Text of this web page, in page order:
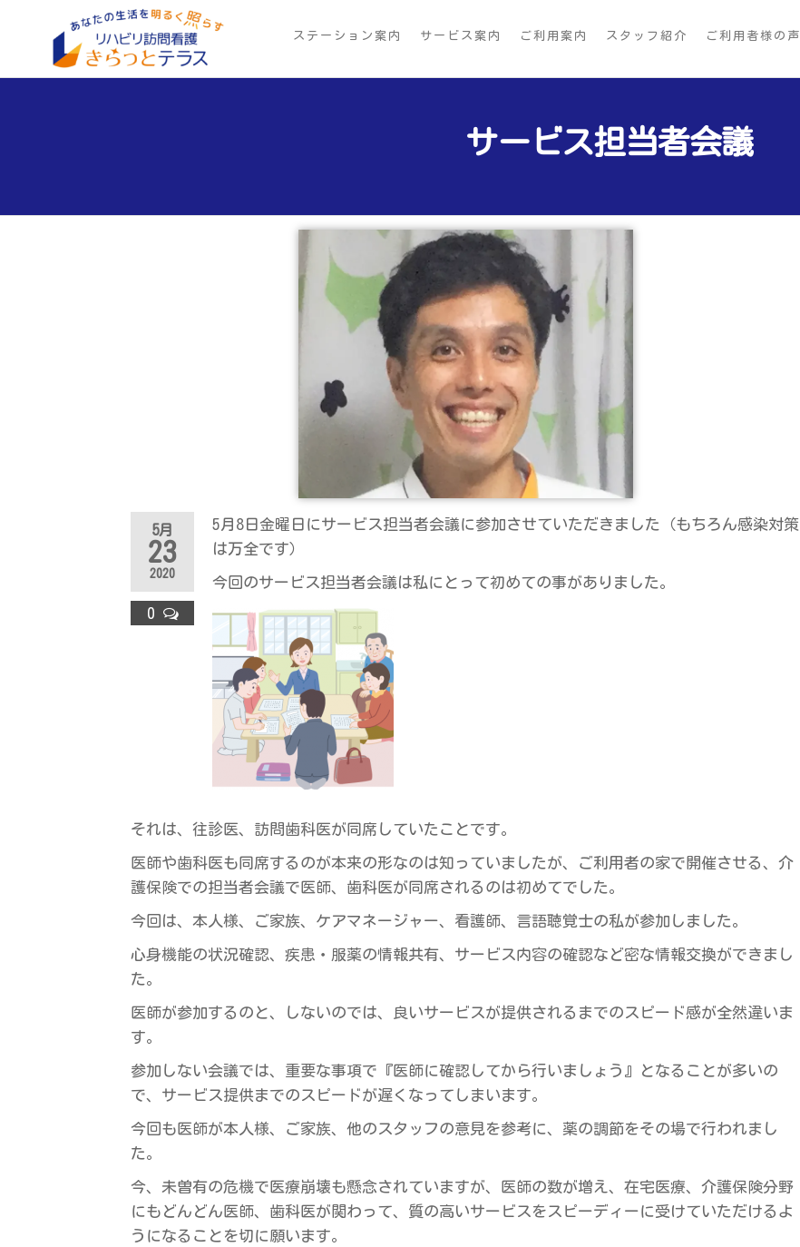
ハ
ステーション案内 サービス案内 ご利用案内 スタッフ紹介 ご利用者様の声
サービス担当者会議
5月
23
2020
0
5月8日金曜日にサービス担当者会議に参加させていただきました（もちろん感染対策
は万全です）
今回のサービス担当者会議は私にとって初めての事がありました。
それは、往診医、訪問歯科医が同席していたことです。
医師や歯科医も同席するのが本来の形なのは知っていましたが、ご利用者の家で開催させる、介
護保険での担当者会議で医師、歯科医が同席されるのは初めてでした。
今回は、本人様、ご家族、ケアマネージャー、看護師、言語聴覚士の私が参加しました。
心身機能の状況確認、疾患・服薬の情報共有、サービス内容の確認など密な情報交換ができまし
た。
医師が参加するのと、しないのでは、良いサービスが提供されるまでのスピード感が全然違いま
す。
参加しない会議では、重要な事項で『医師に確認してから行いましょう』となることが多いの
で、サービス提供までのスピードが遅くなってしまいます。
今回も医師が本人様、ご家族、他のスタッフの意見を参考に、薬の調節をその場で行われまし
た。
今、未曽有の危機で医療崩壊も懸念されていますが、医師の数が増え、在宅医療、介護保険分野
にもどんどん医師、歯科医が関わって、質の高いサービスをスピーディーに受けていただけるよ
うになることを切に願います。